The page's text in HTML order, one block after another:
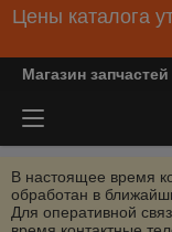
Цены каталога
Магазин
В настоящее время
обработан в
Для оперативной